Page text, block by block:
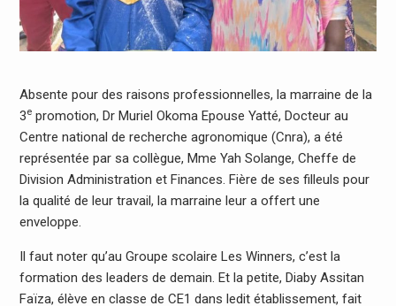
Absente pour des raisons professionnelles, la marraine de la
3epromotion, Dr Muriel Okoma Epouse Yatté, Docteur au
Centre national de recherche agronomique (Cnra), a été
représentée par sa collègue, Mme Yah Solange, Cheffe de
Division Administration et Finances. Fière de ses filleuls pour
la qualité de leur travail, la marraine leur a offert une
enveloppe.
Il faut noter qu’au Groupe scolaire Les Winners, c’est la
formation des leaders de demain. Et la petite, Diaby Assitan
Faïza, élève en classe de CE1 dans ledit établissement, fait